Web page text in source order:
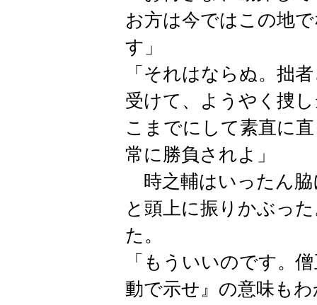
お方は今ではこの地
す」
「それはならぬ。拙
受けて、ようやく捜
こまでにして素直に
常に勝負されよ」
時之輔はいったん脇
と頭上に振りかぶっ
た。
「もういいのです。
動で示せ』の意味も